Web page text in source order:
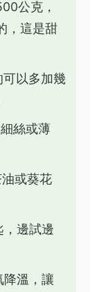
公克，
，這是甜
以多加幾
絲或薄
或葵花
邊試邊
降溫，讓